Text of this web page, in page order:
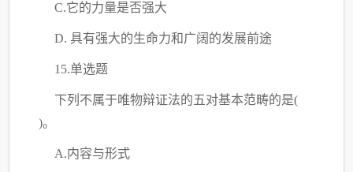
C.它的力量是否强大
D. 具有强大的生命力和广阔的发展前途
15.单选题
下列不属于唯物辩证法的五对基本范畴的是(
)。
A.内容与形式